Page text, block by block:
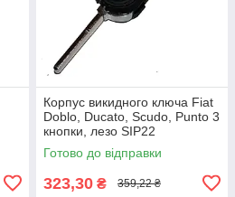
Корпус викидного ключа Fiat
Doblo, Ducato, Scudo, Punto 3
кнопки, лезо SIP22
Готово до відправки
323,30 ₴ 359,22 ₴